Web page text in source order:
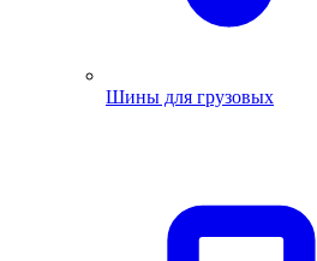
Шины для грузовых